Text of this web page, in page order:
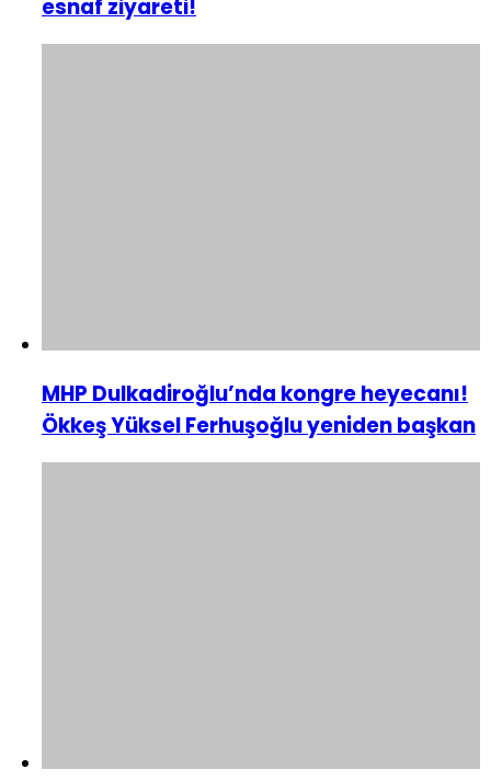
esnaf ziyareti!
MHP Dulkadiroğlu’nda kongre heyecanı!
Ökkeş Yüksel Ferhuşoğlu yeniden başkan